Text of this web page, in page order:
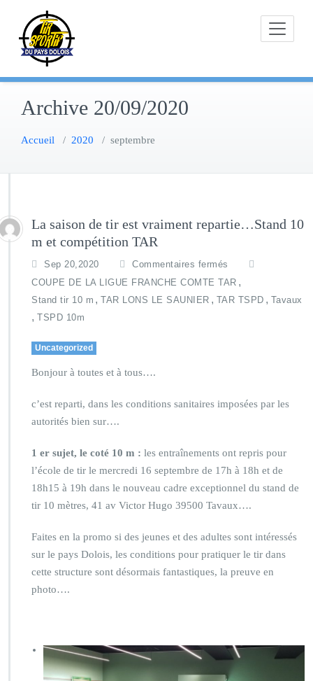
content
Archive 20/09/2020
Accueil / 2020 / septembre
La saison de tir est vraiment repartie…Stand 10
m et compétition TAR
Sep 20,2020
Commentaires fermés
COUPE DE LA LIGUE FRANCHE COMTE TAR ,
Stand tir 10 m , TAR LONS LE SAUNIER , TAR TSPD , Tavaux
, TSPD 10m
Uncategorized
Bonjour à toutes et à tous….
c’est reparti, dans les conditions sanitaires imposées par les
autorités bien sur….
1 er sujet, le coté 10 m : les entraînements ont repris pour
l’école de tir le mercredi 16 septembre de 17h à 18h et de
18h15 à 19h dans le nouveau cadre exceptionnel du stand de
tir 10 mètres, 41 av Victor Hugo 39500 Tavaux….
Faites en la promo si des jeunes et des adultes sont intéressés
sur le pays Dolois, les conditions pour pratiquer le tir dans
cette structure sont désormais fantastiques, la preuve en
photo….